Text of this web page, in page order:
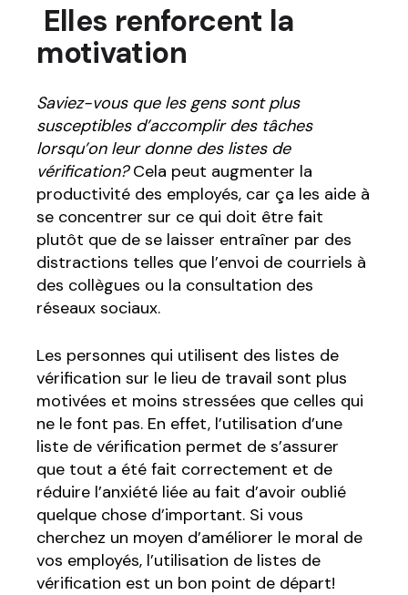
Elles renforcent la
motivation
Saviez-vous que les gens sont plus
susceptibles d’accomplir des tâches
lorsqu’on leur donne des listes de
vérification?Cela peut augmenter la
productivité des employés, car ça les aide à
se concentrer sur ce qui doit être fait
plutôt que de se laisser entraîner par des
distractions telles que l’envoi de courriels à
des collègues ou la consultation des
réseaux sociaux.
Les personnes qui utilisent des listes de
vérification sur le lieu de travail sont plus
motivées et moins stressées que celles qui
ne le font pas. En effet, l’utilisation d’une
liste de vérification permet de s’assurer
que tout a été fait correctement et de
réduire l’anxiété liée au fait d’avoir oublié
quelque chose d’important. Si vous
cherchez un moyen d’améliorer le moral de
vos employés, l’utilisation de listes de
vérification est un bon point de départ!